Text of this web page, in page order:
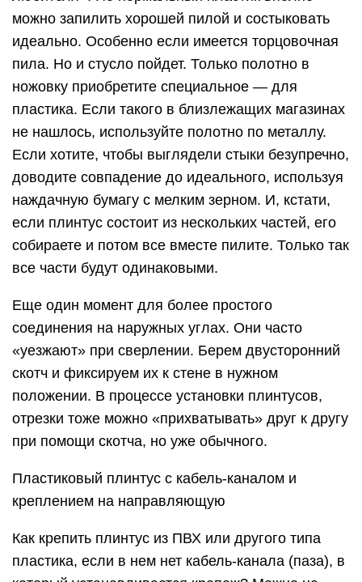
можно запилить хорошей пилой и состыковать
идеально. Особенно если имеется торцовочная
пила. Но и стусло пойдет. Только полотно в
ножовку приобретите специальное — для
пластика. Если такого в близлежащих магазинах
не нашлось, используйте полотно по металлу.
Если хотите, чтобы выглядели стыки безупречно,
доводите совпадение до идеального, используя
наждачную бумагу с мелким зерном. И, кстати,
если плинтус состоит из нескольких частей, его
собираете и потом все вместе пилите. Только так
все части будут одинаковыми.
Еще один момент для более простого
соединения на наружных углах. Они часто
«уезжают» при сверлении. Берем двусторонний
скотч и фиксируем их к стене в нужном
положении. В процессе установки плинтусов,
отрезки тоже можно «прихватывать» друг к другу
при помощи скотча, но уже обычного.
Пластиковый плинтус с кабель-каналом и
креплением на направляющую
Как крепить плинтус из ПВХ или другого типа
пластика, если в нем нет кабель-канала (паза), в